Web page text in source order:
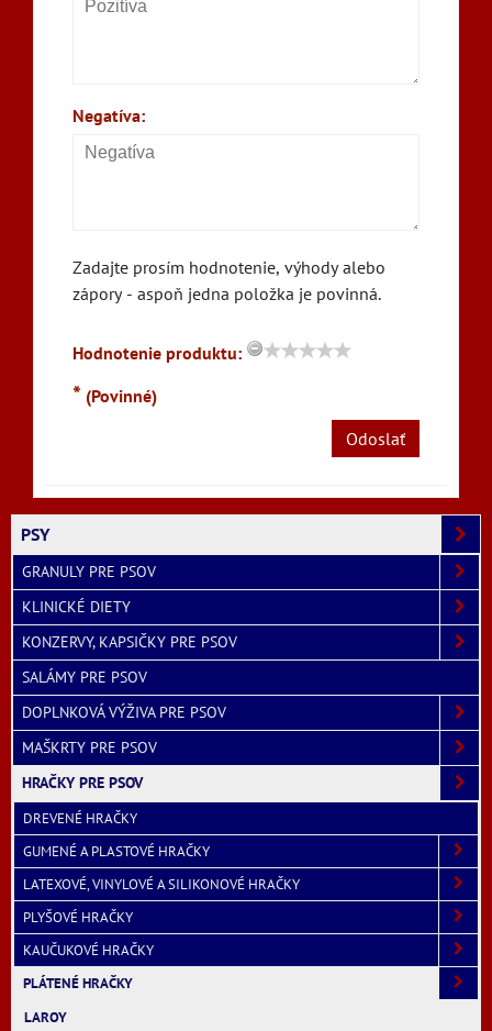
Negatíva:
Zadajte prosím hodnotenie, výhody alebo
zápory - aspoň jedna položka je povinná.
Hodnotenie produktu:
* (Povinné)
Odoslať
PSY
GRANULY PRE PSOV
KLINICKÉ DIETY
KONZERVY, KAPSIČKY PRE PSOV
SALÁMY PRE PSOV
DOPLNKOVÁ VÝŽIVA PRE PSOV
MAŠKRTY PRE PSOV
HRAČKY PRE PSOV
DREVENÉ HRAČKY
GUMENÉ A PLASTOVÉ HRAČKY
LATEXOVÉ, VINYLOVÉ A SILIKONOVÉ HRAČKY
PLYŠOVÉ HRAČKY
KAUČUKOVÉ HRAČKY
PLÁTENÉ HRAČKY
LAROY